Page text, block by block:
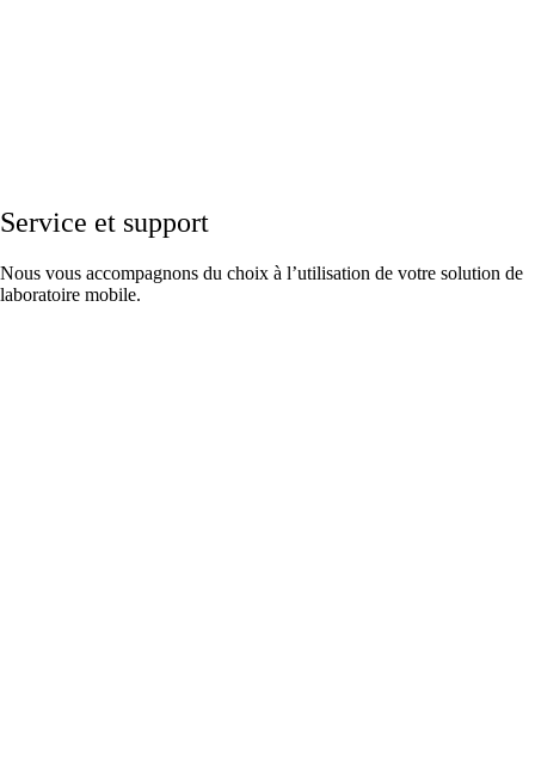
Service et support
Nous vous accompagnons du choix à l’utilisation de votre solution de
laboratoire mobile.